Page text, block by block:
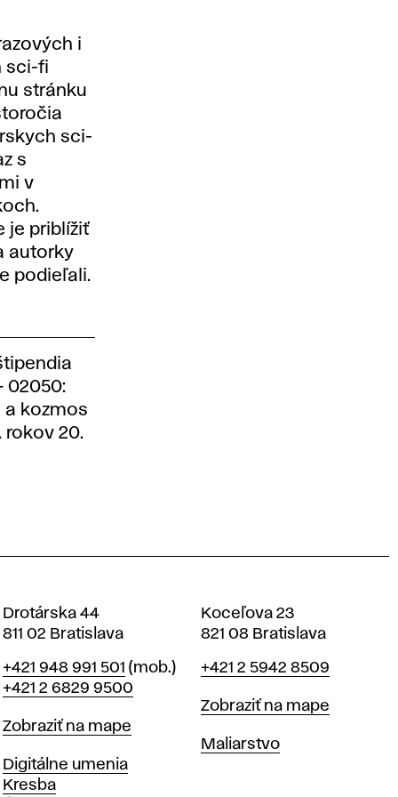
i
sci-fi
stránku
sci-
s
v
je priblížiť
autorky
podieľali.
02050:
a kozmos
rokov 20.
Drotárska 44
811 02 Bratislava
Telefón
+421 948 991 501 (mob.)
+421 2 6829 9500
Mapa
Zobraziť na mape
Katedry
Digitálne umenia
Kresba
Koceľova 23
821 08 Bratislava
Telefón
+421 2 5942 8509
Mapa
Zobraziť na mape
Katedry
Maliarstvo